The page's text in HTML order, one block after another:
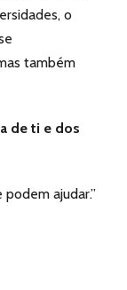
o
também
de ti e dos
ajudar.”